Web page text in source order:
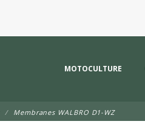
MOTOCULTURE
Membranes WALBRO D1-WZ